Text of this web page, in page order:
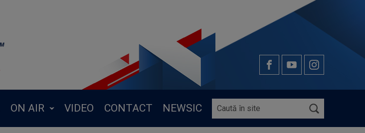
ON AIR VIDEO CONTACT NEWSIC